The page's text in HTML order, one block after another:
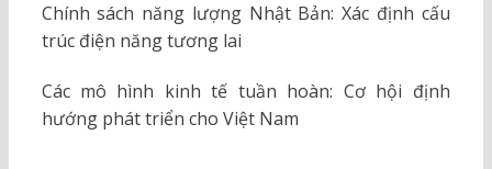
Chính sách năng lượng Nhật Bản: Xác định cấu
trúc điện năng tương lai
Các mô hình kinh tế tuần hoàn: Cơ hội định
hướng phát triển cho Việt Nam